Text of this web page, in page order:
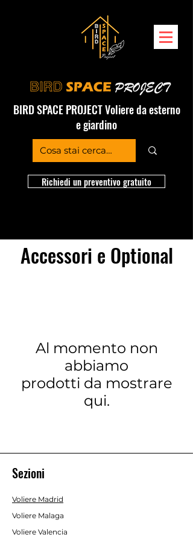
BIRD SPACE PROJECT Voliere da esterno
e giardino
Richiedi un preventivo gratuito
Accessori e Optional
Al momento non
abbiamo
prodotti da mostrare
qui.
Sezioni
Voliere Madrid
Voliere Malaga
Voliere Valencia